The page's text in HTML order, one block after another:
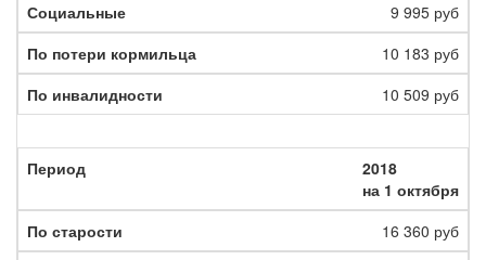
9 995 руб
10 183 руб
10 509 руб
2018
на 1 октября
16 360 руб